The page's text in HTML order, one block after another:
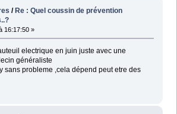
/ Re : Quel coussin de prévention
16:17:50 »
electrique en juin juste avec une
généraliste
sans probleme ,cela dépend peut etre des